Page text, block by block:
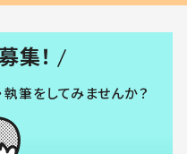
集！
筆をしてみませんか？